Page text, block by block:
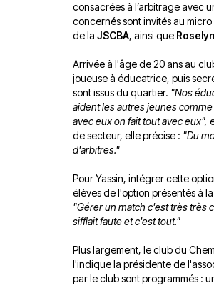
consacrées à l’arbitrage avec
concernés sont invités au
de la JSCBA, ainsi que
Arrivée à l'âge de 20 ans au
joueuse à éducatrice, puis
sont issus du quartier. "Nos
aident les autres jeunes
avec eux on fait tout avec eux",
de secteur, elle précise : "Du
d'arbitres."
Pour Yassin, intégrer cette
élèves de l'option présentés à
"Gérer un match c'est très très
sifflait faute et c'est tout."
Plus largement, le club du
l'indique la présidente de
par le club sont programmés :